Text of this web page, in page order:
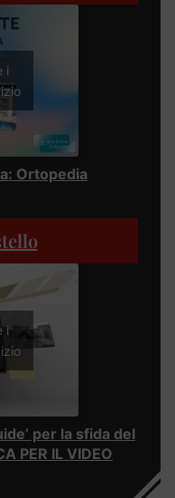
i
Ortopedia
i
per la sfida del
PER IL VIDEO